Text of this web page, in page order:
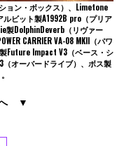
ョン・ボックス）、Limetone
ビット製A1992B pro（プリア
製DolphinDeverb（リヴァー
CARRIER VA-08 MKII（パワ
Future Impact V3（ベース・シ
（オーバードライブ）、ボス製
へ ▼